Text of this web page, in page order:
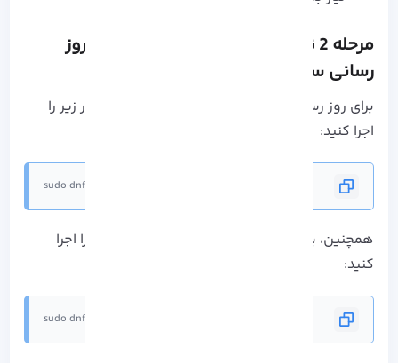
مرحله 2 نصب vscode در آلما لینوکس: بروز
رسانی سیستم
برای روز رسانی تمام بسته های نصب شده، دستور زیر را
اجرا کنید:
sudo dnf update -y
همچنین، برای نصب ابزار Curl & Nano دستور زیر را اجرا
کنید:
sudo dnf install curl nano -y